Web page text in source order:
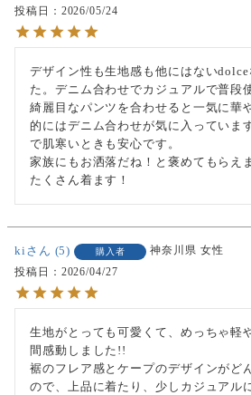
投稿日
2026/05/24
デザイン性も生地感も他にはない
た。デニム合わせでカジュアルで普段
綺麗目なパンツを合わせると一気に華
的にはデニム合わせが気に入っていま
で肌寒いときも安心です。
家族にもお洒落だね！と褒めてもらえ
たくさん着ます！
ki 5 購入者 神奈川県 女性
投稿日
2026/04/27
生地がとっても可愛くて、めっちゃ軽
間感動しました!!
裾のフレア感とケープのデザインがど
ので、上品に着たり、少しカジュアル